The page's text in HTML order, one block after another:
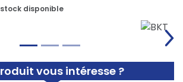
vous intéresse ?
disponible